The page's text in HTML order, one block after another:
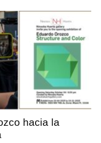
hacia la